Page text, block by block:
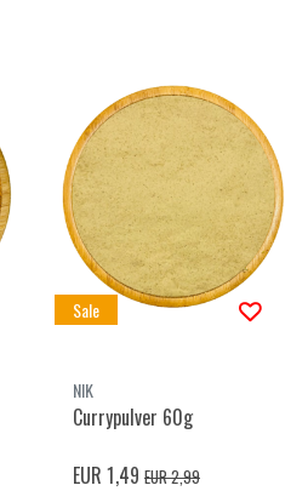
Sale
NIK
Currypulver 60g
EUR 1,49 EUR 2,99